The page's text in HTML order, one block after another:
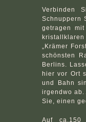
Verbinden
Schnuppern
getragen
„Krämer
schönsten
Berlins.
hier vor Ort
und Bahn
irgendwo
Sie, einen
Auf ca.150